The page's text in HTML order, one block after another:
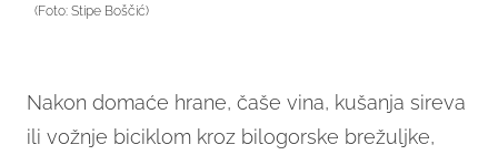
(Foto: Stipe Boščić)
Nakon domaće hrane, čaše vina, kušanja sireva
ili vožnje biciklom kroz bilogorske brežuljke,